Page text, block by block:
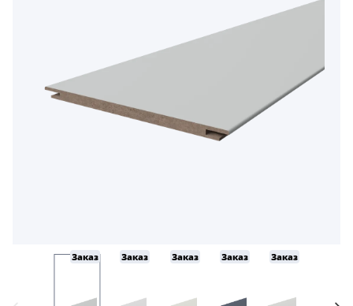
Заказ Заказ Заказ Заказ Заказ